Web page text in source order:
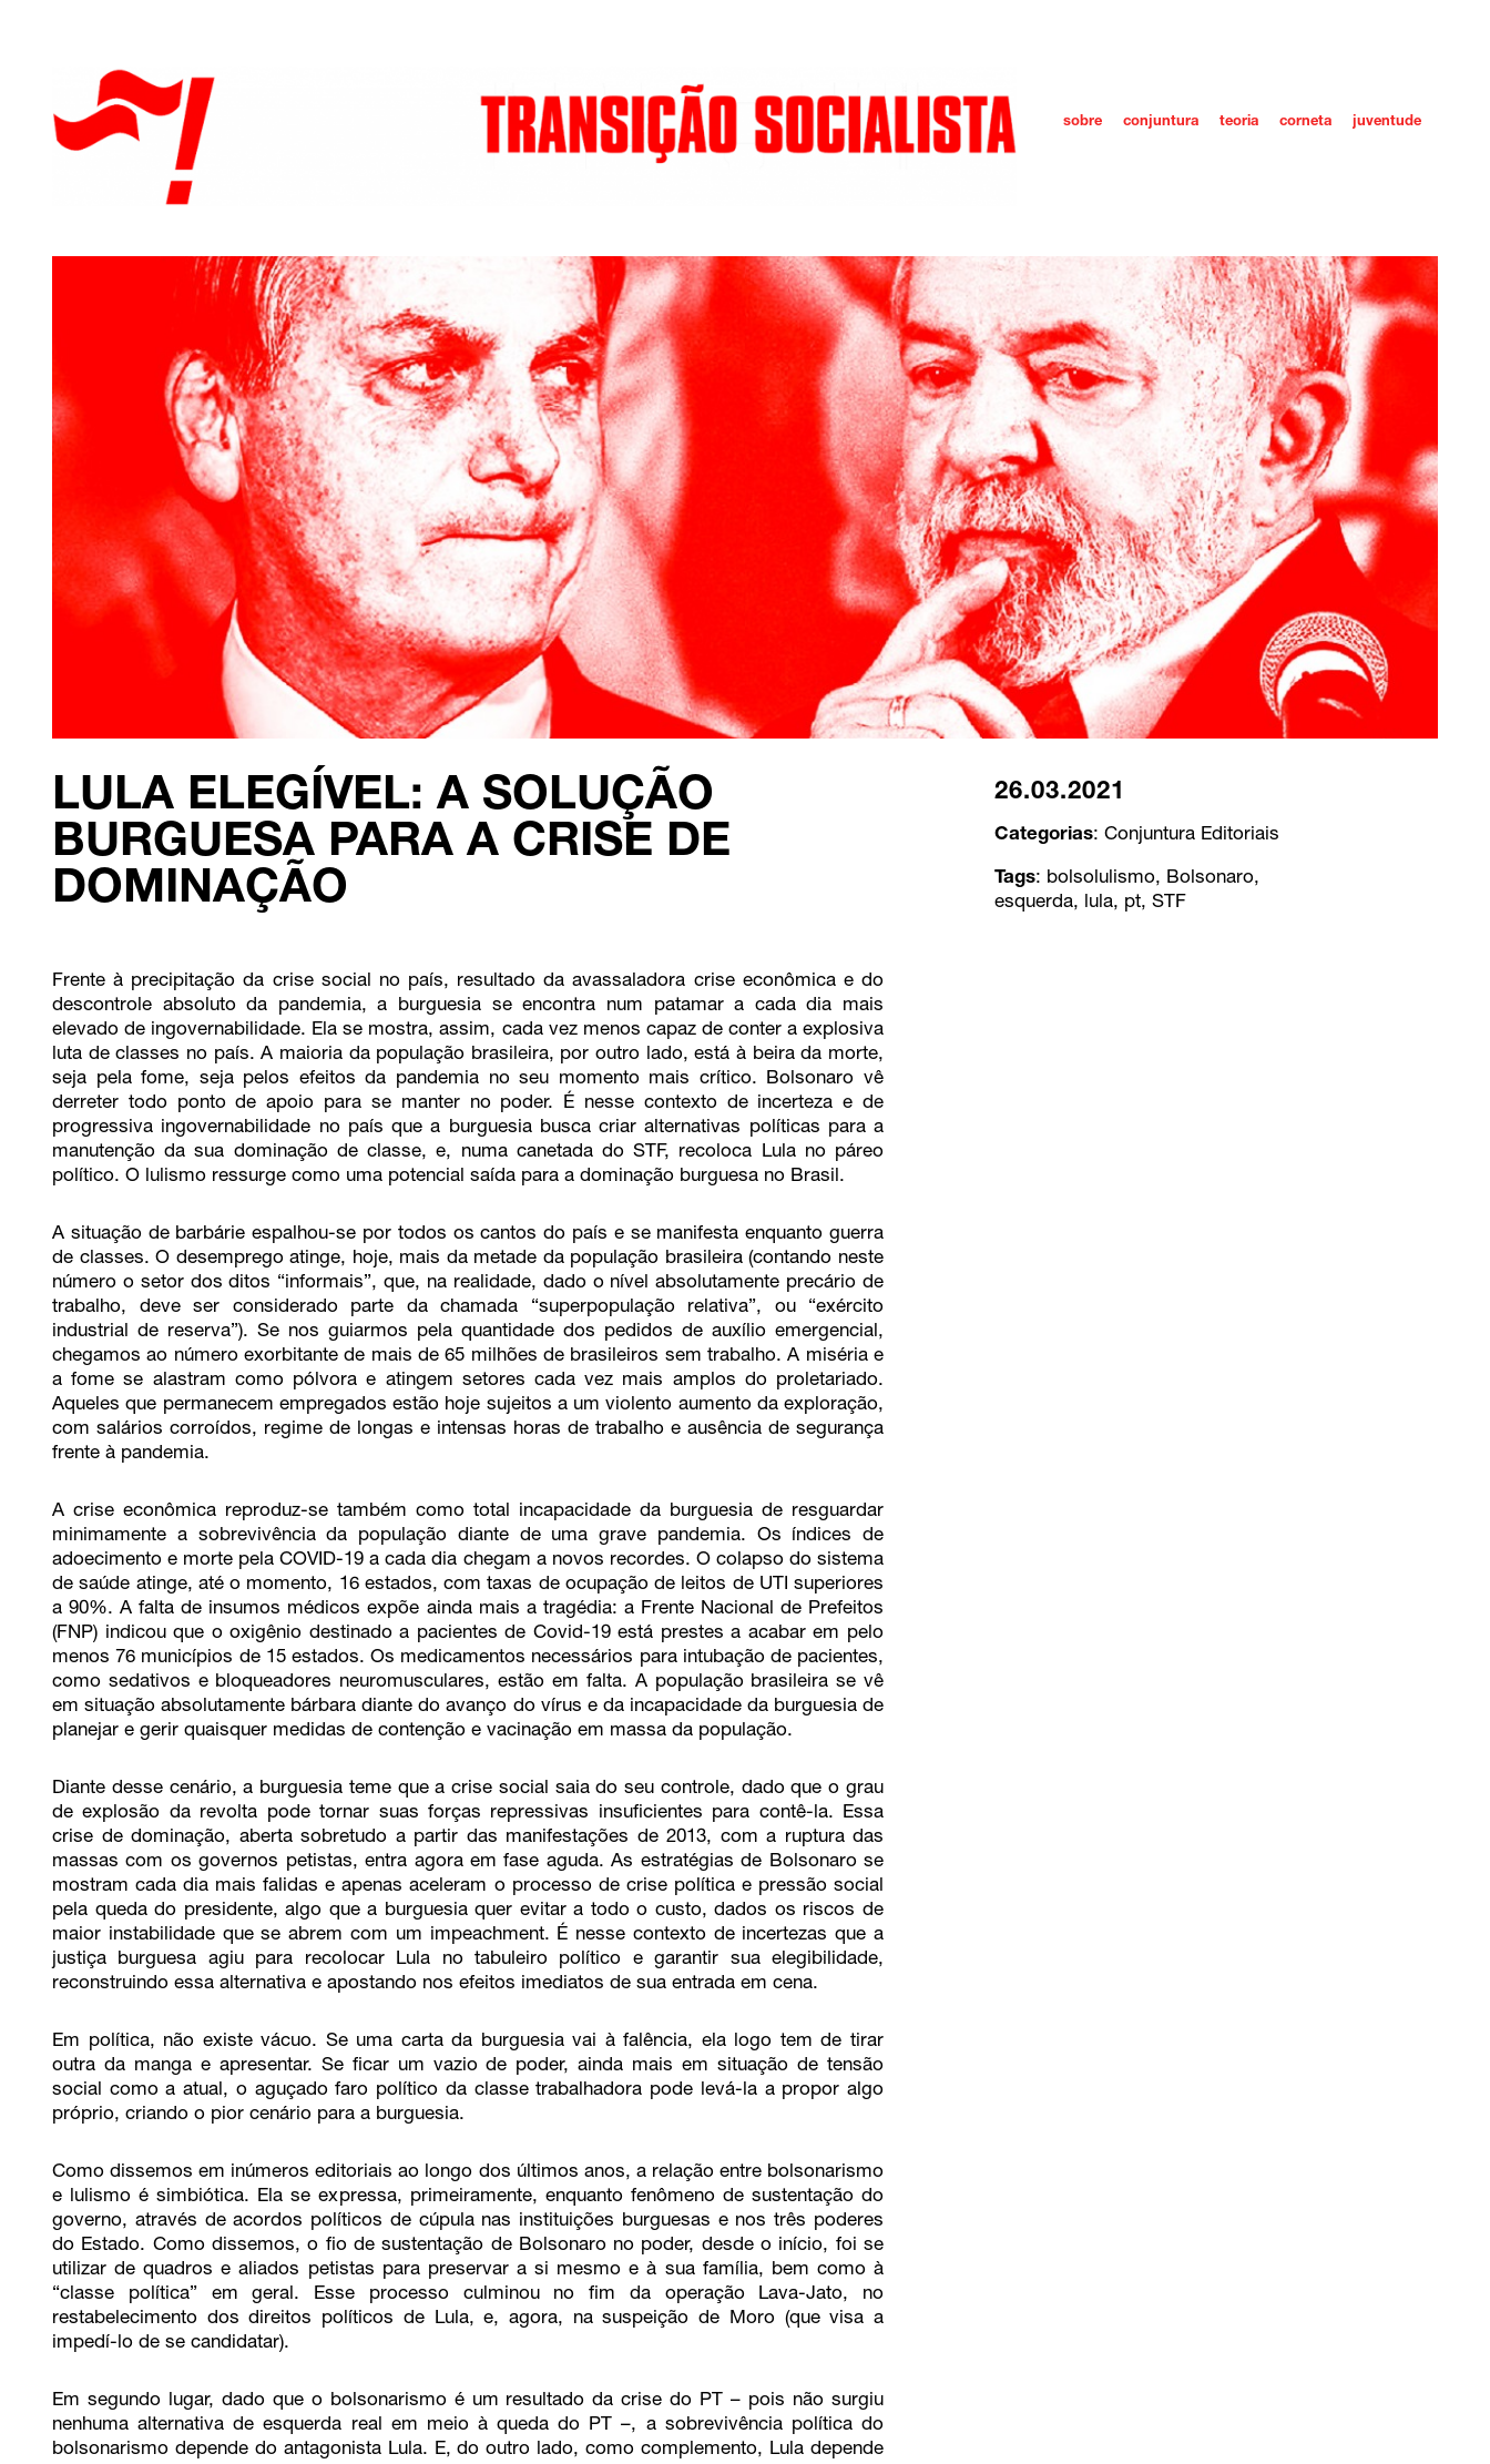
sobre conjuntura teoria corneta juventude
LULA ELEGÍVEL: A SOLUÇÃO
BURGUESA PARA A CRISE DE
DOMINAÇÃO
26.03.2021
Categorias: Conjuntura Editoriais
Tags: bolsolulismo, Bolsonaro,
esquerda, lula, pt, STF
Frente à precipitação da crise social no país, resultado da avassaladora crise econômica e do
descontrole absoluto da pandemia, a burguesia se encontra num patamar a cada dia mais
elevado de ingovernabilidade. Ela se mostra, assim, cada vez menos capaz de conter a explosiva
luta de classes no país. A maioria da população brasileira, por outro lado, está à beira da morte,
seja pela fome, seja pelos efeitos da pandemia no seu momento mais crítico. Bolsonaro vê
derreter todo ponto de apoio para se manter no poder. É nesse contexto de incerteza e de
progressiva ingovernabilidade no país que a burguesia busca criar alternativas políticas para a
manutenção da sua dominação de classe, e, numa canetada do STF, recoloca Lula no páreo
político. O lulismo ressurge como uma potencial saída para a dominação burguesa no Brasil.
A situação de barbárie espalhou-se por todos os cantos do país e se manifesta enquanto guerra
de classes. O desemprego atinge, hoje, mais da metade da população brasileira (contando neste
número o setor dos ditos “informais”, que, na realidade, dado o nível absolutamente precário de
trabalho, deve ser considerado parte da chamada “superpopulação relativa”, ou “exército
industrial de reserva”). Se nos guiarmos pela quantidade dos pedidos de auxílio emergencial,
chegamos ao número exorbitante de mais de 65 milhões de brasileiros sem trabalho. A miséria e
a fome se alastram como pólvora e atingem setores cada vez mais amplos do proletariado.
Aqueles que permanecem empregados estão hoje sujeitos a um violento aumento da exploração,
com salários corroídos, regime de longas e intensas horas de trabalho e ausência de segurança
frente à pandemia.
A crise econômica reproduz-se também como total incapacidade da burguesia de resguardar
minimamente a sobrevivência da população diante de uma grave pandemia. Os índices de
adoecimento e morte pela COVID-19 a cada dia chegam a novos recordes. O colapso do sistema
de saúde atinge, até o momento, 16 estados, com taxas de ocupação de leitos de UTI superiores
a 90%. A falta de insumos médicos expõe ainda mais a tragédia: a Frente Nacional de Prefeitos
(FNP) indicou que o oxigênio destinado a pacientes de Covid-19 está prestes a acabar em pelo
menos 76 municípios de 15 estados. Os medicamentos necessários para intubação de pacientes,
como sedativos e bloqueadores neuromusculares, estão em falta. A população brasileira se vê
em situação absolutamente bárbara diante do avanço do vírus e da incapacidade da burguesia de
planejar e gerir quaisquer medidas de contenção e vacinação em massa da população.
Diante desse cenário, a burguesia teme que a crise social saia do seu controle, dado que o grau
de explosão da revolta pode tornar suas forças repressivas insuficientes para contê-la. Essa
crise de dominação, aberta sobretudo a partir das manifestações de 2013, com a ruptura das
massas com os governos petistas, entra agora em fase aguda. As estratégias de Bolsonaro se
mostram cada dia mais falidas e apenas aceleram o processo de crise política e pressão social
pela queda do presidente, algo que a burguesia quer evitar a todo o custo, dados os riscos de
maior instabilidade que se abrem com um impeachment. É nesse contexto de incertezas que a
justiça burguesa agiu para recolocar Lula no tabuleiro político e garantir sua elegibilidade,
reconstruindo essa alternativa e apostando nos efeitos imediatos de sua entrada em cena.
Em política, não existe vácuo. Se uma carta da burguesia vai à falência, ela logo tem de tirar
outra da manga e apresentar. Se ficar um vazio de poder, ainda mais em situação de tensão
social como a atual, o aguçado faro político da classe trabalhadora pode levá-la a propor algo
próprio, criando o pior cenário para a burguesia.
Como dissemos em inúmeros editoriais ao longo dos últimos anos, a relação entre bolsonarismo
e lulismo é simbiótica. Ela se expressa, primeiramente, enquanto fenômeno de sustentação do
governo, através de acordos políticos de cúpula nas instituições burguesas e nos três poderes
do Estado. Como dissemos, o fio de sustentação de Bolsonaro no poder, desde o início, foi se
utilizar de quadros e aliados petistas para preservar a si mesmo e à sua família, bem como à
“classe política” em geral. Esse processo culminou no fim da operação Lava-Jato, no
restabelecimento dos direitos políticos de Lula, e, agora, na suspeição de Moro (que visa a
impedí-lo de se candidatar).
Em segundo lugar, dado que o bolsonarismo é um resultado da crise do PT – pois não surgiu
nenhuma alternativa de esquerda real em meio à queda do PT –, a sobrevivência política do
bolsonarismo depende do antagonista Lula. E, do outro lado, como complemento, Lula depende